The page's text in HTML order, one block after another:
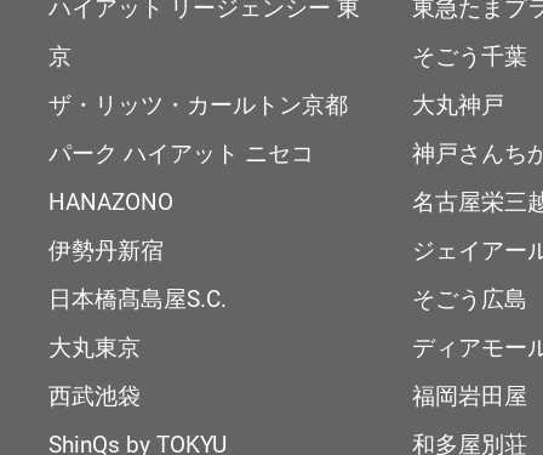
ハイアット リージェンシー 東
京
ザ・リッツ・カールトン京都
パーク ハイアット ニセコ
HANAZONO
伊勢丹新宿
日本橋髙島屋S.C.
大丸東京
西武池袋
ShinQs by TOKYU
東急たまプ
そごう千葉
大丸神戸
神戸さんち
名古屋栄三
ジェイアー
そごう広島
ディアモー
福岡岩田屋
和多屋別荘